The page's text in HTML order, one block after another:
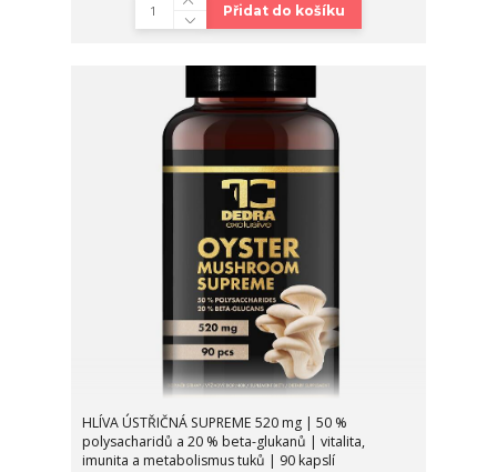
Přidat do košíku
HLÍVA ÚSTŘIČNÁ SUPREME 520 mg | 50 %
polysacharidů a 20 % beta-glukanů | vitalita,
imunita a metabolismus tuků | 90 kapslí